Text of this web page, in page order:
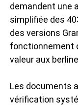
demandent une
simplifiée des
des versions
fonctionnement
valeur aux
Les documents
vérification